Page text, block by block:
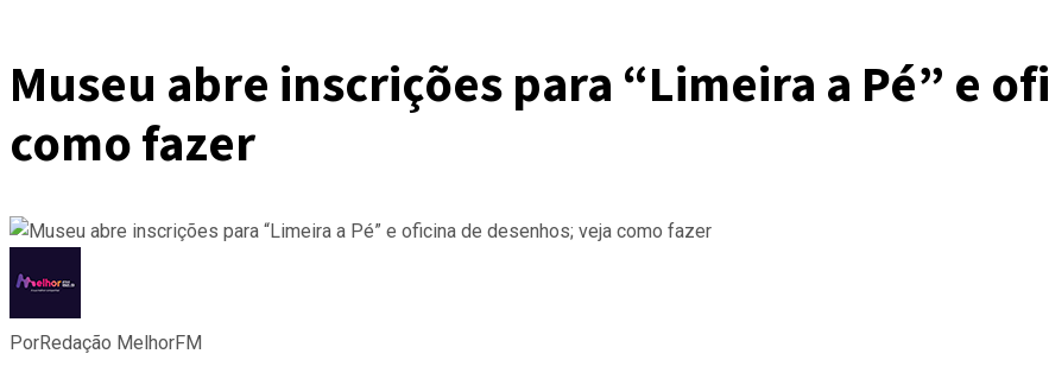
Museu abre inscrições para “Limeira a Pé” e
como fazer
PorRedação MelhorFM